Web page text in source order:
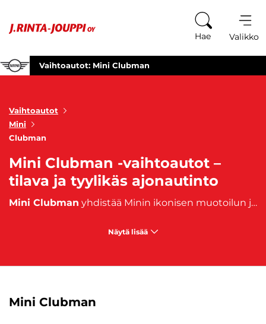
Hae Valikko
Vaihtoautot: Mini Clubman
Vaihtoautot
Mini
Clubman
Mini Clubman -vaihtoautot –
tilava ja tyylikäs ajonautinto
Mini Clubman yhdistää Minin ikonisen muotoilun ja ajonautinnon yllättävän tilavaan ja monipuoliseen koriin. Tämä erikoisella, kaksiosaisella takaluukulla varustettu malli on suunniteltu tuomaan mukavuutta ja käytännöllisyyttä jokapäiväiseen ajoon. Clubman tarjoaa laajan tavaratilan, tilavat sisätilat sekä taitettavat takapenkit, jotka lisäävät muunneltavuutta. Sen sisustus henkii Minin omaleimaista tyyliä, ja laadukkaat materiaalit tekevät ajokokemuksesta nautinnollisen sekä kuljettajalle että matkustajille.
Näytä lisää
Mini Clubman